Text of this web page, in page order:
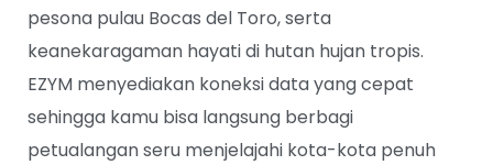
pesona pulau Bocas del Toro, serta
keanekaragaman hayati di hutan hujan tropis.
EZYM menyediakan koneksi data yang cepat
sehingga kamu bisa langsung berbagi
petualangan seru menjelajahi kota-kota penuh